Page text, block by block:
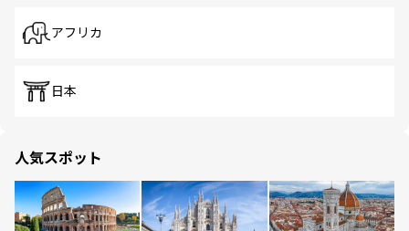
アフリカ
日本
人気スポット